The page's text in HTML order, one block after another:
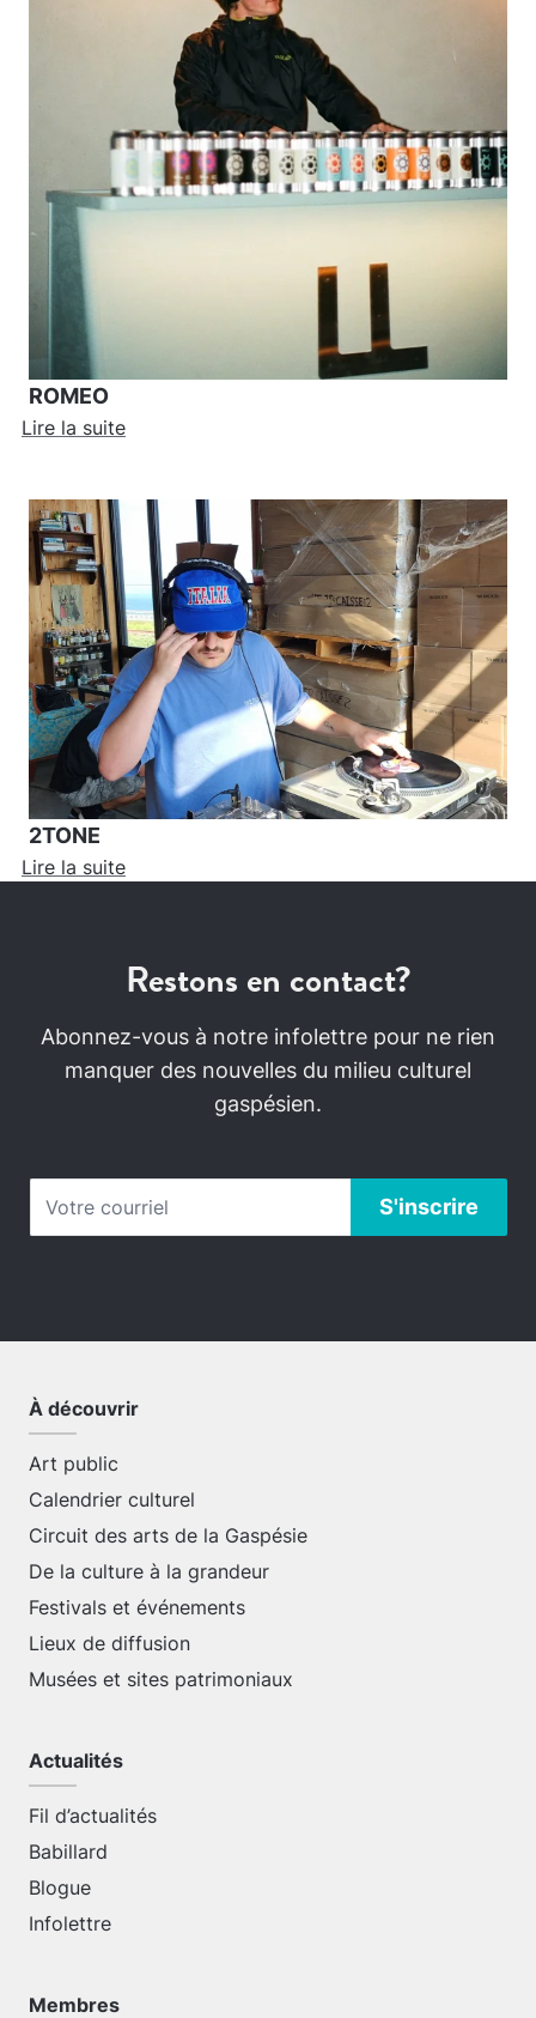
ROMEO
Lire la suite
2TONE
Lire la suite
Restons en contact?
Abonnez-vous à notre infolettre pour ne rien
manquer des nouvelles du milieu culturel
gaspésien.
À découvrir
Art public
Calendrier culturel
Circuit des arts de la Gaspésie
De la culture à la grandeur
Festivals et événements
Lieux de diffusion
Musées et sites patrimoniaux
Actualités
Fil d’actualités
Babillard
Blogue
Infolettre
Membres